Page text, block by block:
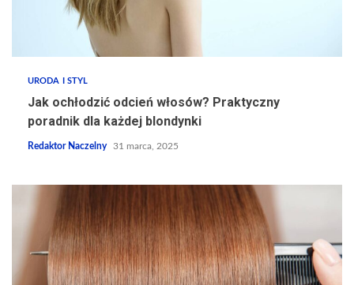
URODA I STYL
Jak ochłodzić odcień włosów? Praktyczny
poradnik dla każdej blondynki
Redaktor Naczelny 31 marca, 2025